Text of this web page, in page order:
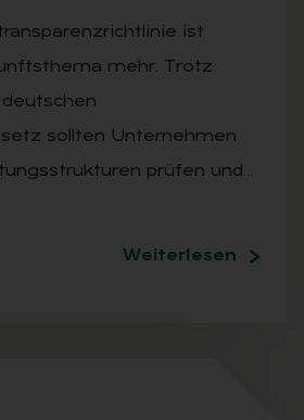
ist
mehr. Trotz
sollten Unternehmen
prüfen und…
Weiterlesen